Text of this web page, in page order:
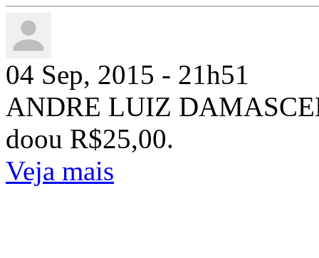
04 Sep, 2015 - 21h51
ANDRE LUIZ
doou R$25,00.
Veja mais